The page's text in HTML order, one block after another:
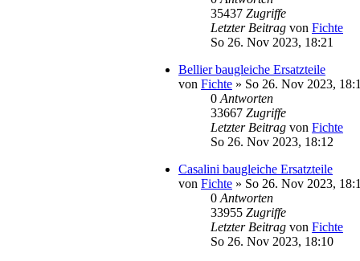
35437 Zugriffe
Letzter Beitrag von Fichte
So 26. Nov 2023, 18:21
Bellier baugleiche Ersatzteile
von Fichte » So 26. Nov 2023,
0Antworten
33667 Zugriffe
Letzter Beitrag von Fichte
So 26. Nov 2023, 18:12
Casalini baugleiche Ersatzteile
von Fichte » So 26. Nov 2023,
0Antworten
33955 Zugriffe
Letzter Beitrag von Fichte
So 26. Nov 2023, 18:10